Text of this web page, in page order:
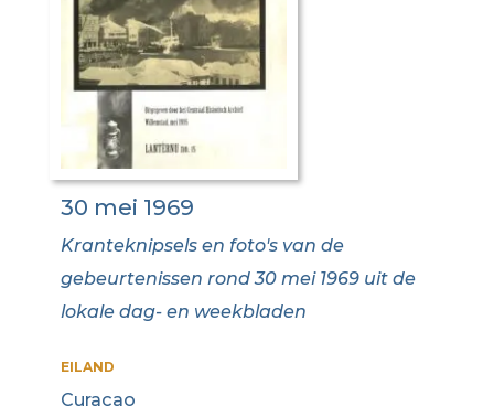
30 mei 1969
Kranteknipsels en foto's van de
gebeurtenissen rond 30 mei 1969 uit de
lokale dag- en weekbladen
EILAND
Curaçao